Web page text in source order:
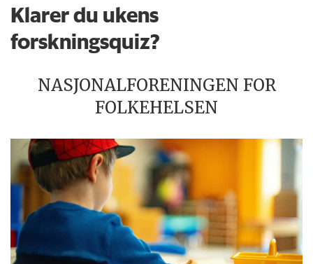
Klarer du ukens
forskningsquiz?
NASJONALFORENINGEN FOR
FOLKEHELSEN